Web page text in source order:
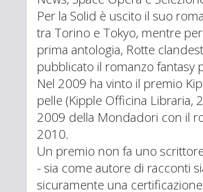
Per la Solid è uscito il suo
tra Torino e Tokyo, mentre
prima antologia, Rotte
pubblicato il romanzo fantasy
Nel 2009 ha vinto il premio
pelle (Kipple Officina Libraria,
2009 della Mondadori con il
2010.
Un premio non fa uno
- sia come autore di racconti
sicuramente una